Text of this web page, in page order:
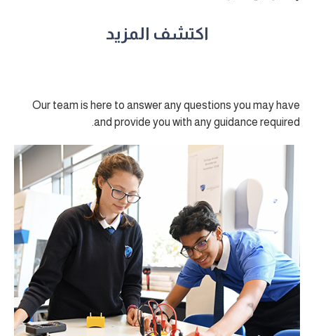
اكتشف المزيد
Our team is here to answer any questions you may have
and provide you with any guidance required.